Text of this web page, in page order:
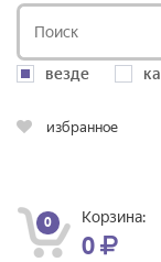
везде
избранное
0 Корзина:
0